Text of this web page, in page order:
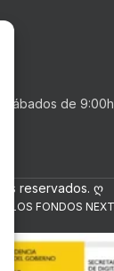
Sábados de
reservados. ღ
LOS FONDOS